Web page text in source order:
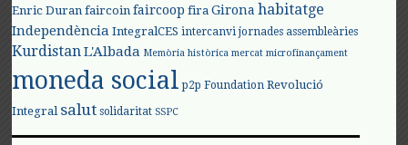
Enric Duran faircoin faircoop fira Girona habitatge
Independència IntegralCES intercanvi jornades assembleàries
KurdistanL'Albada Memòria històrica mercat microfinançament
moneda social p2p Foundation Revolució
Integral salut solidaritat SSPC